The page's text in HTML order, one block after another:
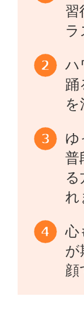
習
ラ
ハ
踊
を
ゆ
普
る
れ
心
が
顔